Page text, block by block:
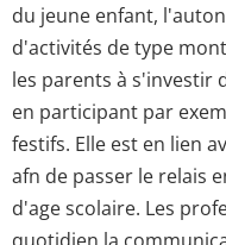
du jeune enfant,
d'activités de type
les parents à s'investir
en participant par
festifs. Elle est en lien
afn de passer le relais
d'age scolaire. Les